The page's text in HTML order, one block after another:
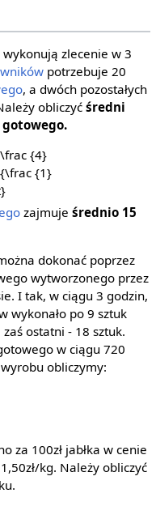
zlecenie w 3
potrzebuje 20
, a dwóch pozostałych
obliczyć średni
zajmuje średnio 15
dokonać poprzez
wytworzonego przez
I tak, w ciągu 3 godzin,
wykonało po 9 sztuk
ostatni - 18 sztuk.
w ciągu 720
obliczymy:
za 100zł jabłka w cenie
kg. Należy obliczyć